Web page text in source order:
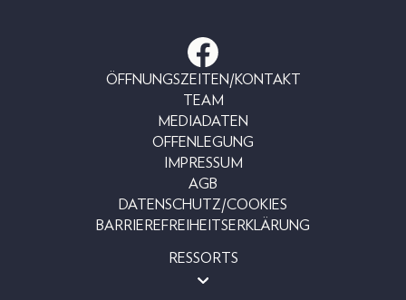
ÖFFNUNGSZEITEN/KONTAKT
TEAM
MEDIADATEN
OFFENLEGUNG
IMPRESSUM
AGB
DATENSCHUTZ/COOKIES
BARRIEREFREIHEITSERKLÄRUNG
RESSORTS